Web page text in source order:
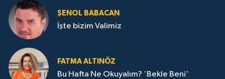
ŞENOL BABACAN
İşte bizim Valimiz
FATMA ALTINÖZ
Bu Hafta Ne Okuyalım? 'Bekle Beni'